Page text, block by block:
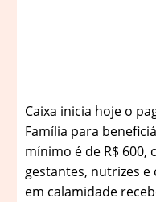
Caixa inicia hoje o
Família para
mínimo é de R$ 600,
gestantes, nutrizes e
em calamidade